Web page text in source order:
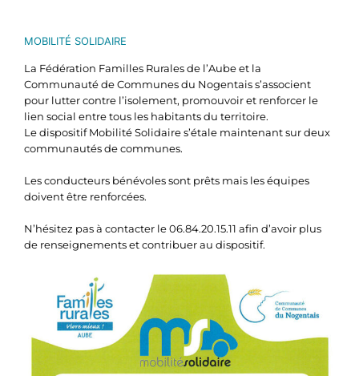
MOBILITÉ SOLIDAIRE
La Fédération Familles Rurales de l’Aube et la
Communauté de Communes du Nogentais s’associent
pour lutter contre l’isolement, promouvoir et renforcer le
lien social entre tous les habitants du territoire.
Le dispositif Mobilité Solidaire s’étale maintenant sur deux
communautés de communes.
Les conducteurs bénévoles sont prêts mais les équipes
doivent être renforcées.
N’hésitez pas à contacter le 06.84.20.15.11 afin d’avoir plus
de renseignements et contribuer au dispositif.